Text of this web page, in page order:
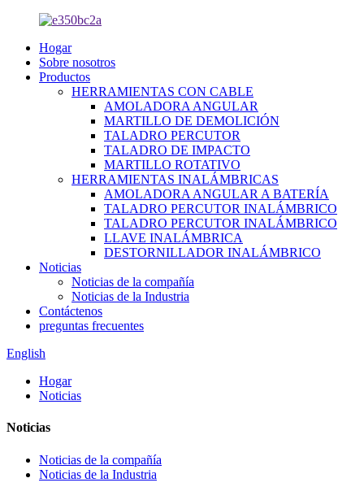
Hogar
Sobre nosotros
Productos
HERRAMIENTAS CON CABLE
AMOLADORA ANGULAR
MARTILLO DE DEMOLICIÓN
TALADRO PERCUTOR
TALADRO DE IMPACTO
MARTILLO ROTATIVO
HERRAMIENTAS INALÁMBRICAS
AMOLADORA ANGULAR A BATERÍA
TALADRO PERCUTOR INALÁMBRICO
TALADRO PERCUTOR INALÁMBRICO
LLAVE INALÁMBRICA
DESTORNILLADOR INALÁMBRICO
Noticias
Noticias de la compañía
Noticias de la Industria
Contáctenos
preguntas frecuentes
English
Hogar
Noticias
Noticias
Noticias de la compañía
Noticias de la Industria